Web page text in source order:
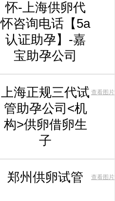
怀-上海供卵代
怀咨询电话【5a
认证助孕】-嘉
宝助孕公司
上海正规三代试
管助孕公司<机
构>供卵借卵生
子
查看图片
郑州供卵试管 查看图片